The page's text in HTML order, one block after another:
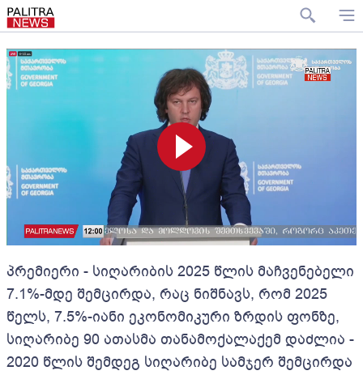
პრემიერი - სიღარიბის 2025 წლის მაჩვენებელი
7.1%-მდე შემცირდა, რაც ნიშნავს, რომ 2025
წელს, 7.5%-იანი ეკონომიკური ზრდის ფონზე,
სიღარიბე 90 ათასმა თანამოქალაქემ დაძლია -
2020 წლის შემდეგ სიღარიბე სამჯერ შემცირდა